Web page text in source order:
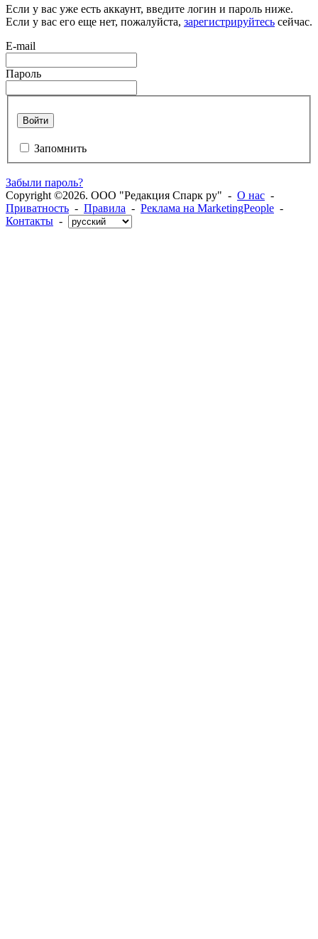
Если у вас уже есть аккаунт, введите логин и пароль ниже.
Если у вас его еще нет, пожалуйста, зарегистрируйтесь сейчас.
E-mail
Пароль
Войти
Запомнить
Забыли пароль?
Copyright ©2026. ООО "Редакция Спарк ру" - О нас -
Приватность - Правила - Реклама на MarketingPeople -
Контакты -